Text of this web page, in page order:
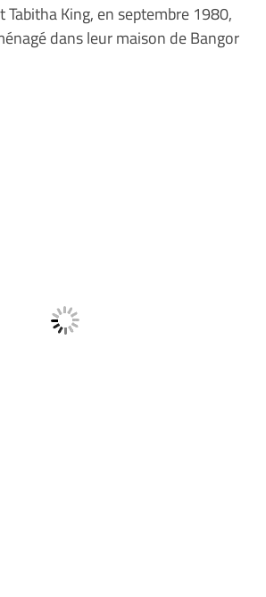
Tabitha King, en septembre 1980,
dans leur maison de Bangor